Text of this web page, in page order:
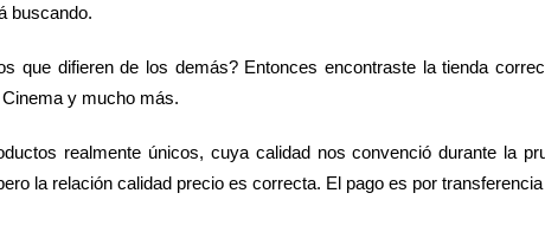
buscando.
que difieren de los demás? Entonces encontraste la tienda
y mucho más.
realmente únicos, cuya calidad nos convenció durante la
la relación calidad precio es correcta. El pago es por